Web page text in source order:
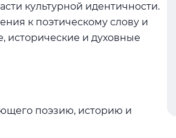
культурной идентичности.
к поэтическому слову и
исторические и духовные
поэзию, историю и